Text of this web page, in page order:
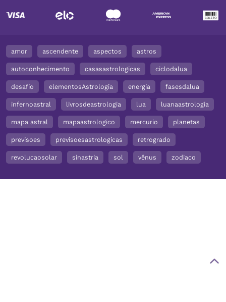
amor ascendente aspectos astros
autoconhecimento casasastrologicas ciclodalua
desafio elementosAstrologia energia fasesdalua
infernoastral livrosdeastrologia lua luanaastrologia
mapa astral mapaastrologico mercurio planetas
previsoes previsoesastrologicas retrogrado
revolucaosolar sinastria sol vênus zodiaco